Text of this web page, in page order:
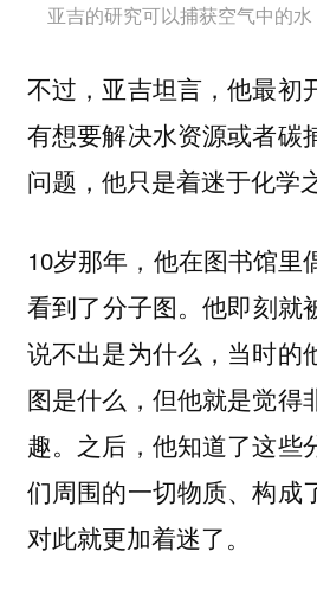
亚吉的研究可以捕获空气中的
不过，亚吉坦言，他最初
有想要解决水资源或者碳
问题， 他只是着迷于化学
10岁那年，他在图书馆里
看到了分子图。他即刻
说不出是为什么，当时的
图是什么，但他就是觉得
趣。之后，他知道了这些
们周围的一切物质、构成
对此就更加着迷了。